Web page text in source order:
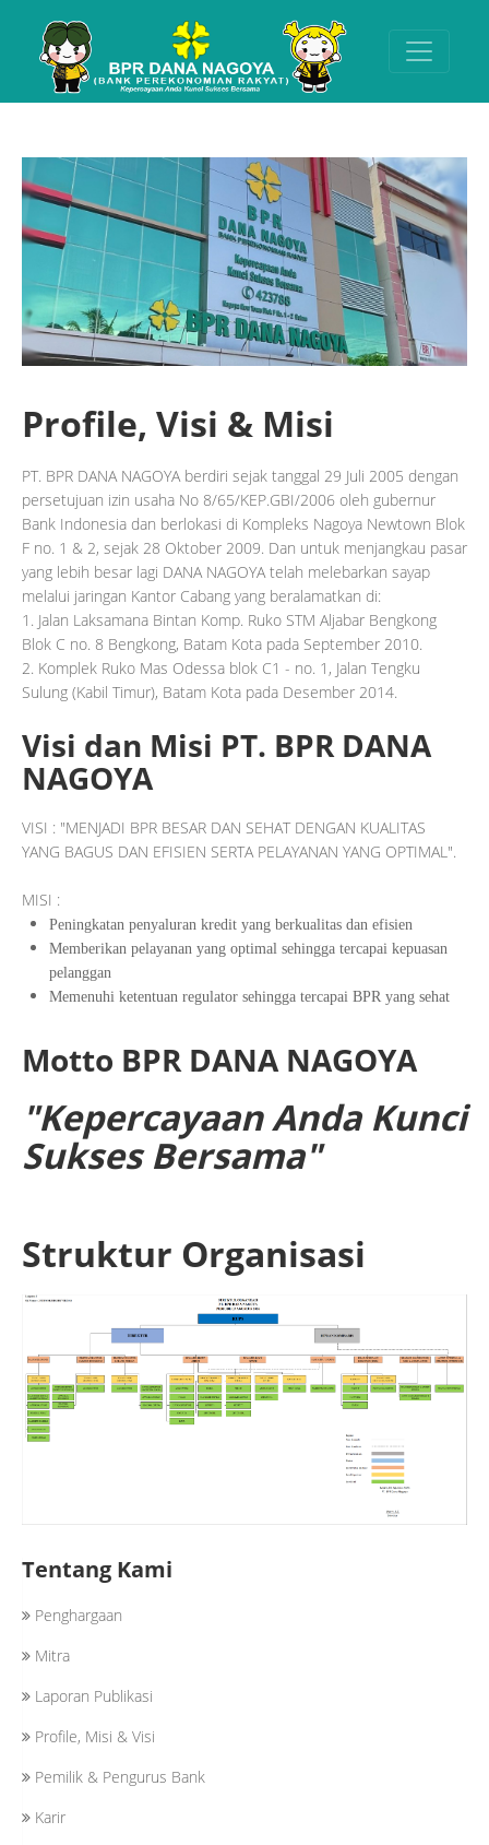
Profile, Visi & Misi
PT. BPR DANA NAGOYA berdiri sejak tanggal 29 Juli 2005 dengan
persetujuan izin usaha No 8/65/KEP.GBI/2006 oleh gubernur
Bank Indonesia dan berlokasi di Kompleks Nagoya Newtown Blok
F no. 1 & 2, sejak 28 Oktober 2009. Dan untuk menjangkau pasar
yang lebih besar lagi DANA NAGOYA telah melebarkan sayap
melalui jaringan Kantor Cabang yang beralamatkan di:
1. Jalan Laksamana Bintan Komp. Ruko STM Aljabar Bengkong
Blok C no. 8 Bengkong, Batam Kota pada September 2010.
2. Komplek Ruko Mas Odessa blok C1 - no. 1, Jalan Tengku
Sulung (Kabil Timur), Batam Kota pada Desember 2014.
Visi dan Misi PT. BPR DANA
NAGOYA
VISI : "MENJADI BPR BESAR DAN SEHAT DENGAN KUALITAS
YANG BAGUS DAN EFISIEN SERTA PELAYANAN YANG OPTIMAL".
MISI :
Peningkatan penyaluran kredit yang berkualitas dan efisien
Memberikan pelayanan yang optimal sehingga tercapai kepuasan
pelanggan
Memenuhi ketentuan regulator sehingga tercapai BPR yang sehat
Motto BPR DANA NAGOYA
"Kepercayaan Anda Kunci
Sukses Bersama"
Struktur Organisasi
Tentang Kami
Penghargaan
Mitra
Laporan Publikasi
Profile, Misi & Visi
Pemilik & Pengurus Bank
Karir